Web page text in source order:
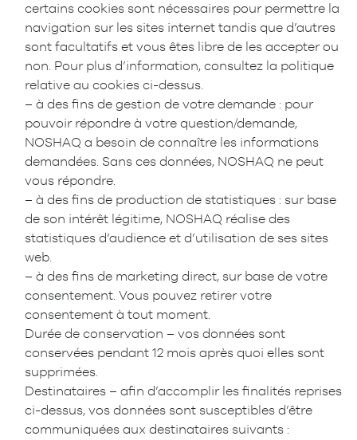
certains cookies sont nécessaires pour permettre la
navigation sur les sites internet tandis que d’autres
sont facultatifs et vous êtes libre de les accepter ou
non. Pour plus d’information, consultez la politique
relative au cookies ci-dessus.
– à des fins de gestion de votre demande : pour
pouvoir répondre à votre question/demande,
NOSHAQ a besoin de connaître les informations
demandées. Sans ces données, NOSHAQ ne peut
vous répondre.
– à des fins de production de statistiques : sur base
de son intérêt légitime, NOSHAQ réalise des
statistiques d’audience et d’utilisation de ses sites
web.
– à des fins de marketing direct, sur base de votre
consentement. Vous pouvez retirer votre
consentement à tout moment.
Durée de conservation – vos données sont
conservées pendant 12 mois après quoi elles sont
supprimées.
Destinataires – afin d’accomplir les finalités reprises
ci-dessus, vos données sont susceptibles d’être
communiquées aux destinataires suivants :